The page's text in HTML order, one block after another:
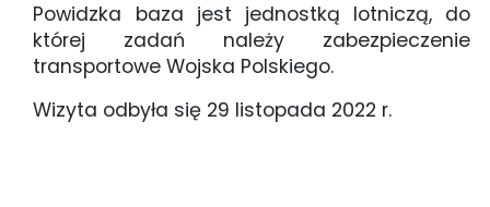
Powidzka baza jest jednostką lotniczą, do
której zadań należy zabezpieczenie
transportowe Wojska Polskiego.
Wizyta odbyła się 29 listopada 2022 r.